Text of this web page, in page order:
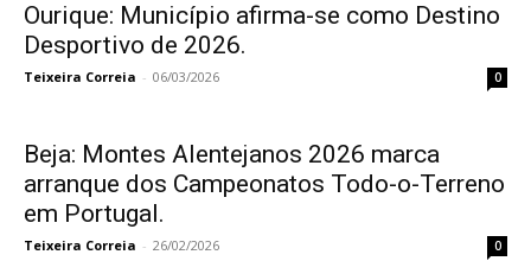
Ourique: Município afirma-se como Destino
Desportivo de 2026.
Teixeira Correia - 06/03/2026 0
Beja: Montes Alentejanos 2026 marca
arranque dos Campeonatos Todo-o-Terreno
em Portugal.
Teixeira Correia - 26/02/2026 0